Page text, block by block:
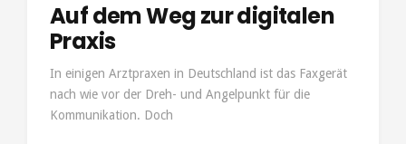
Auf dem Weg zur digitalen
Praxis
In einigen Arztpraxen in Deutschland ist das Faxgerät
nach wie vor der Dreh- und Angelpunkt für die
Kommunikation. Doch